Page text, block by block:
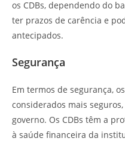
os CDBs, dependendo do
ter prazos de carência e
antecipados.
Segurança
Em termos de segurança,
considerados mais
governo. Os CDBs têm a
à saúde financeira da